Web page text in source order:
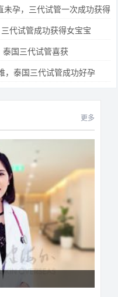
未孕，三代试管一次成功获得
代试管成功获得女宝宝
泰国三代试管喜获
，泰国三代试管成功好孕
更多